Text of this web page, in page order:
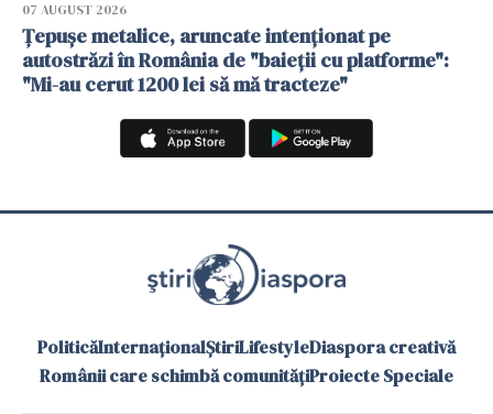
07 AUGUST 2026
Țepușe metalice, aruncate intenționat pe
autostrăzi în România de "baieții cu platforme":
"Mi-au cerut 1200 lei să mă tracteze"
PoliticăInternaționalȘtiriLifestyleDiaspora creativă
Românii care schimbă comunitățiProiecte Speciale